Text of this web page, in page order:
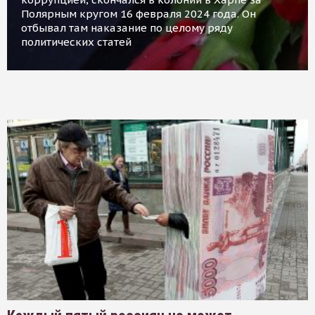
Полярным кругом 16 февраля 2024 года. Он
отбывал там наказание по целому ряду
политических статей